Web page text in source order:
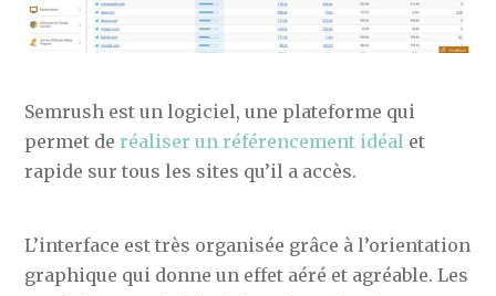
Semrush est un logiciel, une plateforme qui
permet de réaliser un référencement idéal et
rapide sur tous les sites qu’il a accès.
L’interface est très organisée grâce à l’orientation
graphique qui donne un effet aéré et agréable. Les